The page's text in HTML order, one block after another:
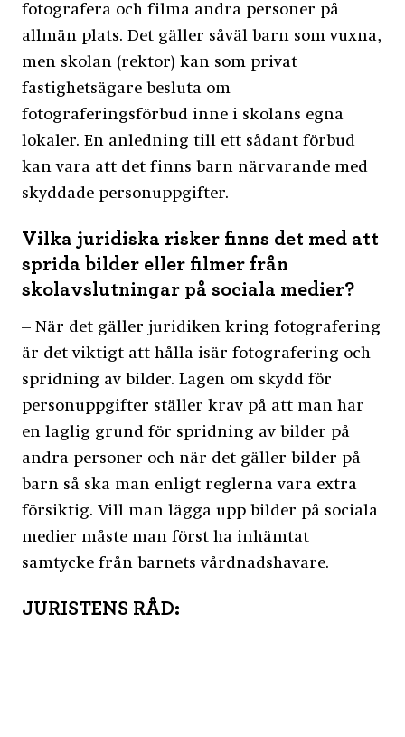
fotografera och filma andra personer på
allmän plats. Det gäller såväl barn som vuxna,
men skolan (rektor) kan som privat
fastighetsägare besluta om
fotograferingsförbud inne i skolans egna
lokaler. En anledning till ett sådant förbud
kan vara att det finns barn närvarande med
skyddade personuppgifter.
Vilka juridiska risker finns det med att
sprida bilder eller filmer från
skolavslutningar på sociala medier?
– När det gäller juridiken kring fotografering
är det viktigt att hålla isär fotografering och
spridning av bilder. Lagen om skydd för
personuppgifter ställer krav på att man har
en laglig grund för spridning av bilder på
andra personer och när det gäller bilder på
barn så ska man enligt reglerna vara extra
försiktig. Vill man lägga upp bilder på sociala
medier måste man först ha inhämtat
samtycke från barnets vårdnadshavare.
JURISTENS RÅD: